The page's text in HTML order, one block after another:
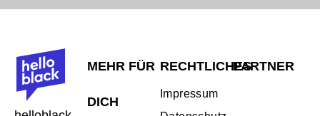
MEHR FÜR
DICH
RECHTLICHES
Impressum
PARTNER